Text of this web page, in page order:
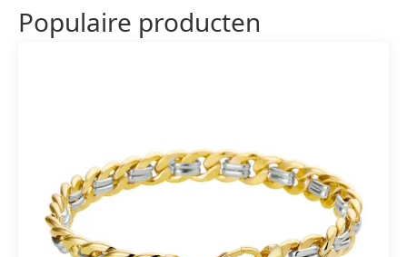
Populaire producten